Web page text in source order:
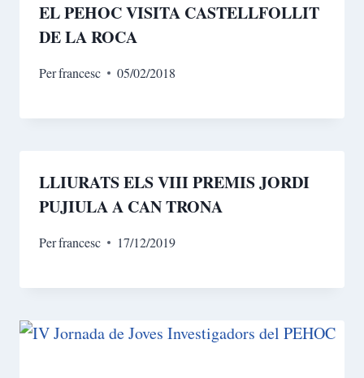
EL PEHOC VISITA CASTELLFOLLIT
DE LA ROCA
Perfrancesc 05/02/2018
LLIURATS ELS VIII PREMIS JORDI
PUJIULA A CAN TRONA
Perfrancesc 17/12/2019